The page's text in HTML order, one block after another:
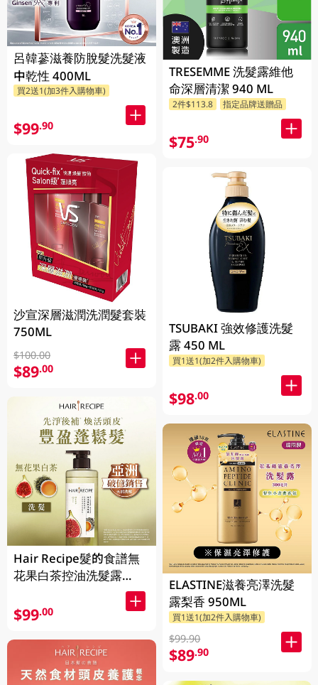
呂韓蔘滋養防脫髮洗髮液
中乾性 400ML
買2送1(加3件入購物車)
$99.90
沙宣深層滋潤洗潤髮套裝
750ML
$100.00
$89.00
Hair Recipe髮的食譜無
花果白茶控油洗髮露
510ML(新舊裝隨機發貨)
$99.00
TRESEMME 洗髮露維他
命深層清潔 940 ML
2件$113.8 指定品牌送贈品
$75.90
TSUBAKI 強效修護洗髮
露 450 ML
買1送1(加2件入購物車)
$98.00
ELASTINE滋養亮澤洗髮
露梨香 950ML
買1送1(加2件入購物車)
$99.90
$89.90